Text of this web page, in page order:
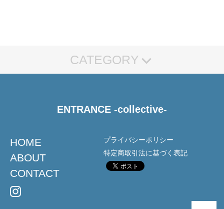
CATEGORY
BOARD LEASH APPAREL
フーディー
ENTRANCE -collective-
HOME
ABOUT
CONTACT
プライバシーポリシー
特定商取引法に基づく表記